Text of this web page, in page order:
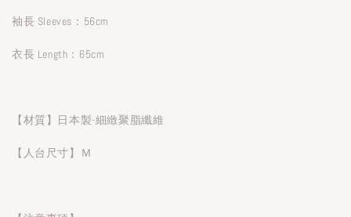
袖長 Sleeves：56cm
衣長 Length：65cm
【材質】日本製-細緻聚脂纖維
【人台尺寸】Ｍ